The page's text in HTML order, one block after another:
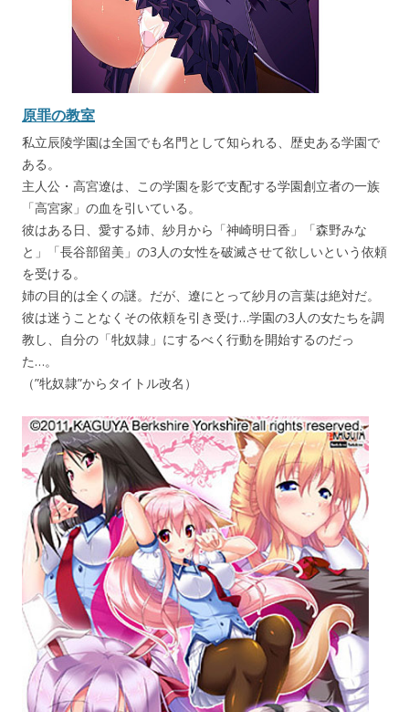
原罪の教室
私立辰陵学園は全国でも名門として知られる、歴史ある学園で
ある。
主人公・高宮遼は、この学園を影で支配する学園創立者の一族
「高宮家」の血を引いている。
彼はある日、愛する姉、紗月から「神崎明日香」「森野みな
と」「長谷部留美」の3人の女性を破滅させて欲しいという依頼
を受ける。
姉の目的は全くの謎。だが、遼にとって紗月の言葉は絶対だ。
彼は迷うことなくその依頼を引き受け…学園の3人の女たちを調
教し、自分の「牝奴隷」にするべく行動を開始するのだっ
た…。
（”牝奴隷”からタイトル改名）